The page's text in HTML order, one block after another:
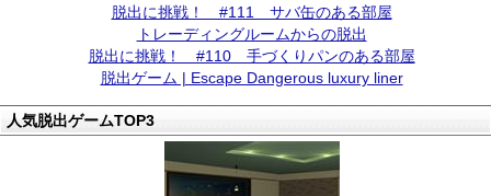
脱出に挑戦！ #111 サバ缶のある部屋
トレーディングルームからの脱出
脱出に挑戦！ #110 手づくりパンのある部屋
脱出ゲーム | Escape Dangerous luxury liner
人気脱出ゲームTOP3